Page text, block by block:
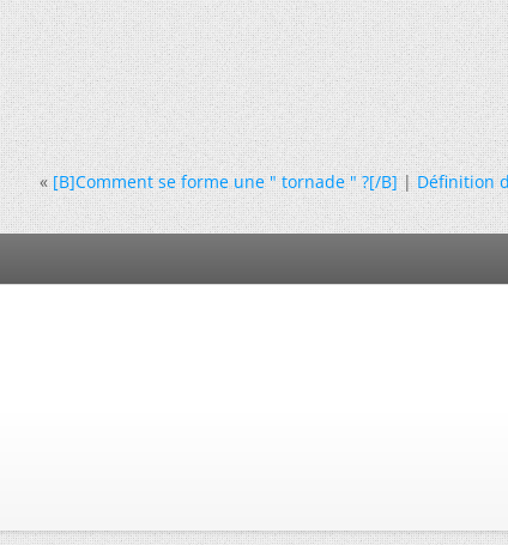
« [B]Comment se forme une " tornade " ?[/B]|Définition